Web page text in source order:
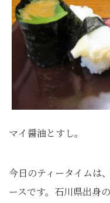
マイ醤油とすし。
今日のティータイムは
ースです。石川県出身